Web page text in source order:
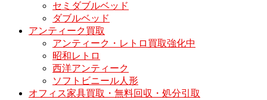
セミダブルベッド
ダブルベッド
アンティーク買取
アンティーク・レトロ買取強化中
昭和レトロ
西洋アンティーク
ソフトビニール人形
オフィス家具買取・無料回収・処分引取